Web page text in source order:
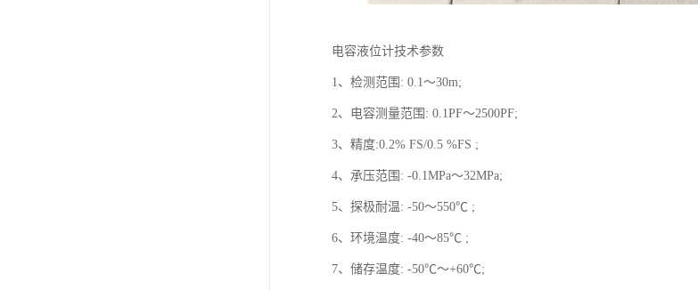
电容液位计技术参数
1、检测范围: 0.1～30m;
2、电容测量范围: 0.1PF～2500PF;
3、精度:0.2% FS/0.5 %FS ;
4、承压范围: -0.1MPa～32MPa;
5、探极耐温: -50～550℃ ;
6、环境温度: -40～85℃ ;
7、储存温度: -50℃～+60℃;